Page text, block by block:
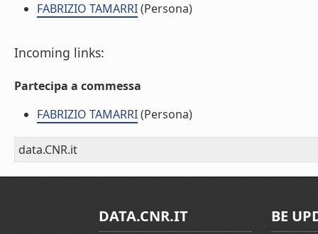
FABRIZIO TAMARRI(Persona)
Incoming links:
Partecipa a commessa
FABRIZIO TAMARRI(Persona)
data.CNR.it
DATA.CNR.IT BE